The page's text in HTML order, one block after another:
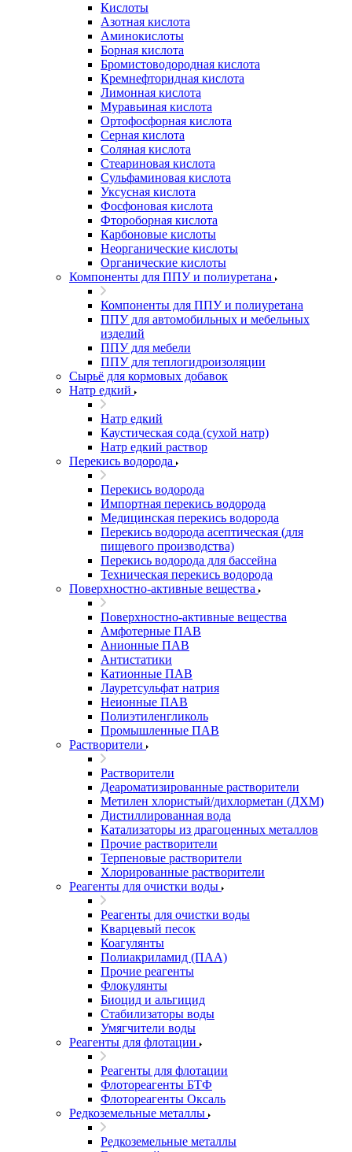
Кислоты
Азотная кислота
Аминокислоты
Борная кислота
Бромистоводородная кислота
Кремнефторидная кислота
Лимонная кислота
Муравьиная кислота
Ортофосфорная кислота
Серная кислота
Соляная кислота
Стеариновая кислота
Сульфаминовая кислота
Уксусная кислота
Фосфоновая кислота
Фтороборная кислота
Карбоновые кислоты
Неорганические кислоты
Органические кислоты
Компоненты для ППУ и полиуретана
Компоненты для ППУ и полиуретана
ППУ для автомобильных и мебельных
изделий
ППУ для мебели
ППУ для теплогидроизоляции
Сырьё для кормовых добавок
Натр едкий
Натр едкий
Каустическая сода (сухой натр)
Натр едкий раствор
Перекись водорода
Перекись водорода
Импортная перекись водорода
Медицинская перекись водорода
Перекись водорода асептическая (для
пищевого производства)
Перекись водорода для бассейна
Техническая перекись водорода
Поверхностно-активные вещества
Поверхностно-активные вещества
Амфотерные ПАВ
Анионные ПАВ
Антистатики
Катионные ПАВ
Лауретсульфат натрия
Неионные ПАВ
Полиэтиленгликоль
Промышленные ПАВ
Растворители
Растворители
Деароматизированные растворители
Метилен хлористый/дихлорметан (ДХМ)
Дистиллированная вода
Катализаторы из драгоценных металлов
Прочие растворители
Терпеновые растворители
Хлорированные растворители
Реагенты для очистки воды
Реагенты для очистки воды
Кварцевый песок
Коагулянты
Полиакриламид (ПАА)
Прочие реагенты
Флокулянты
Биоцид и альгицид
Стабилизаторы воды
Умягчители воды
Реагенты для флотации
Реагенты для флотации
Флотореагенты БТФ
Флотореагенты Оксаль
Редкоземельные металлы
Редкоземельные металлы